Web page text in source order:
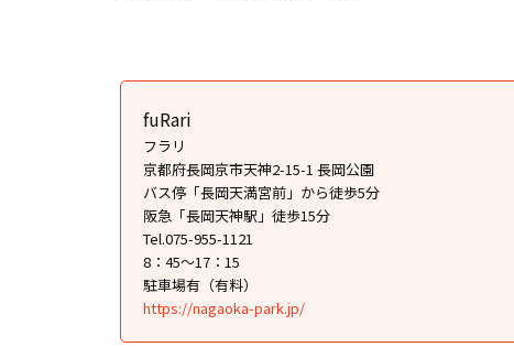
fuRari
フラリ
京都府長岡京市天神2-15-1 長岡公園
バス停「長岡天満宮前」から徒歩5分
阪急「長岡天神駅」徒歩15分
Tel.075-955-1121
8：45〜17：15
駐車場有（有料）
https://nagaoka-park.jp/